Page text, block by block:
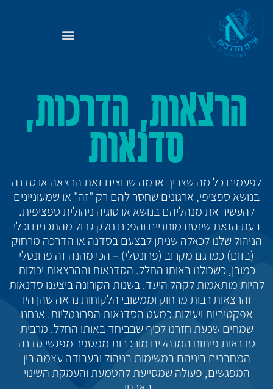
הרצאות, הדרכות,
סדנאות
לפעמים כל מה שצריך או מה שרוצים זאת הרצאה או סדנה
בנושא ספציפי, ארגונים שחסר להם רק "זה" או שמעוניינים
להעשיר את מנהליהם בנושא או סוגיה ניהולית ספציפית.
בעת הזאת שינסנו מותניים והפכנו חלק גדול מהתכנים וכלי
הניהול שלנו לכאלה שניתן לבצעם בסדנה או הדרכה מרחוק
(בזום) כמו גם מקרוב (פרונטלי) – הכי מהנה זה פרונטלי
כמובן, כשכולנו באותו החלל. הסדנאות וההרצאות יכולות
להיות מותאמות לקהל היעד. בשנות הקורונה ביצענו סדנאות
והרצאות רבות מרחוק וממשובי הלקוחות נראה שהן היו
אפקטיביות ויעילות כמעט הסדנאות הפרונטליות. אנחנו
שמחים שכעת חזרנו לכיף שבביחד באותו החלל. מרבית
סדנאות פיתוח המנהלים מורכבות ממספר מפגשי סדנה
המחברים ביניהם במשימות בניהול ובעבודה עצמה בין
המפגשים, פעולה שמסייעת להטמעת והעמקת השינוי